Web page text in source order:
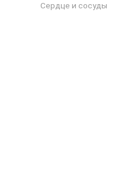
Сердце и сосуды